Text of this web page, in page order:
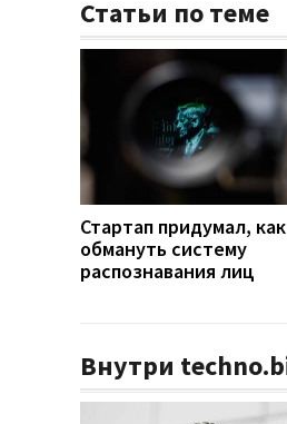
Статьи по теме
Стартап придумал, как
обмануть систему
распознавания лиц
Внутри